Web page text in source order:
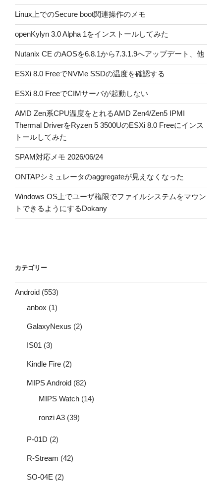
Linux上でのSecure boot関連操作のメモ
openKylyn 3.0 Alpha 1をインストールしてみた
Nutanix CE のAOSを6.8.1から7.3.1.9へアップデート、他
ESXi 8.0 FreeでNVMe SSDの温度を確認する
ESXi 8.0 FreeでCIMサーバが起動しない
AMD Zen系CPU温度をとれるAMD Zen4/Zen5 IPMI
Thermal DriverをRyzen 5 3500UのESXi 8.0 Freeにインス
トールしてみた
SPAM対応メモ 2026/06/24
ONTAPシミュレータのaggregateが見えなくなった
Windows OS上でユーザ権限でファイルシステムをマウン
トできるようにするDokany
カテゴリー
Android (553)
anbox (1)
GalaxyNexus (2)
IS01 (3)
Kindle Fire (2)
MIPS Android (82)
MIPS Watch (14)
ronzi A3 (39)
P-01D (2)
R-Stream (42)
SO-04E (2)